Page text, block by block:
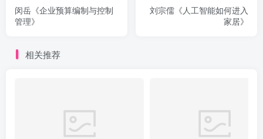
闵岳《企业预算编制与控制
管理》
刘宗儒《人工智能如何进入
家居》
相关推荐